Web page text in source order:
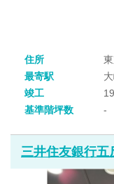
住所
最寄駅
竣工
基準階坪数
-
三井住友銀行五